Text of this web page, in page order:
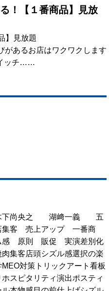
下尚央之 湖﨑一義 五
集客 売上アップ 一番商
感 原則 販促 実演差別化
肉集客店頭シズル感選択の楽
MEO対策 トリックアート看板
ホスピタリティ演出ポスティ
！【１番商品】見放
】見放題
あるお店はワクワクします
ッチ……